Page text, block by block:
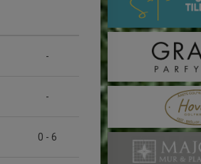
-
-
0 - 6